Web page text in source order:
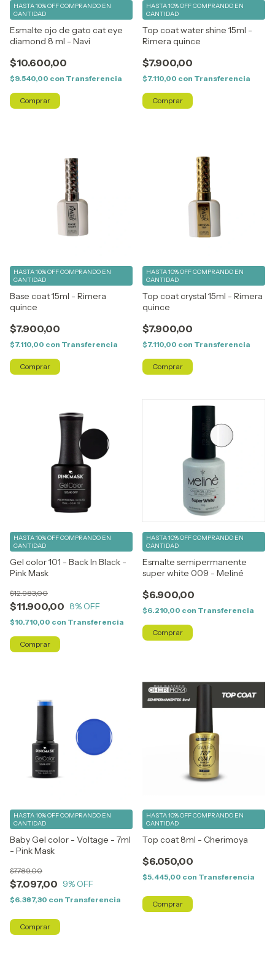
Esmalte ojo de gato cat eye
diamond 8 ml - Navi
$10.600,00
HASTA 10% OFFCOMPRANDO EN
CANTIDAD
$9.540,00 con Transferencia
Comprar
Top coat water shine 15ml -
Rimera quince
$7.900,00
HASTA 10% OFFCOMPRANDO EN
CANTIDAD
$7.110,00 con Transferencia
Base coat 15ml - Rimera
quince
$7.900,00
HASTA 10% OFFCOMPRANDO EN
CANTIDAD
$7.110,00 con Transferencia
Top coat crystal 15ml - Rimera
quince
$7.900,00
HASTA 10% OFFCOMPRANDO EN
CANTIDAD
$7.110,00 con Transferencia
Gel color 101 - Back In Black -
Pink Mask
$11.900,00
$12.983,00
8% OFF
HASTA 10% OFFCOMPRANDO EN
CANTIDAD
$10.710,00 con Transferencia
Esmalte semipermanente
super white 009 - Meliné
$6.900,00
HASTA 10% OFFCOMPRANDO EN
CANTIDAD
$6.210,00 con Transferencia
Baby Gel color - Voltage - 7ml
- Pink Mask
$7.097,00
$7.789,00
9% OFF
HASTA 10% OFFCOMPRANDO EN
CANTIDAD
$6.387,30 con Transferencia
Top coat 8ml - Cherimoya
$6.050,00
HASTA 10% OFFCOMPRANDO EN
CANTIDAD
$5.445,00 con Transferencia